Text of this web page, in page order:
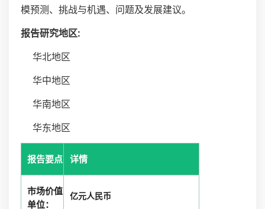
模预测、挑战与机遇、问题及发展建议。
报告研究地区:
华北地区
华中地区
华南地区
华东地区
报告要点 详情
市场价值
单位：
亿元人民币